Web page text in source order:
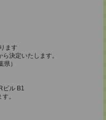
ます
決定いたします。
）
ビル B1
。